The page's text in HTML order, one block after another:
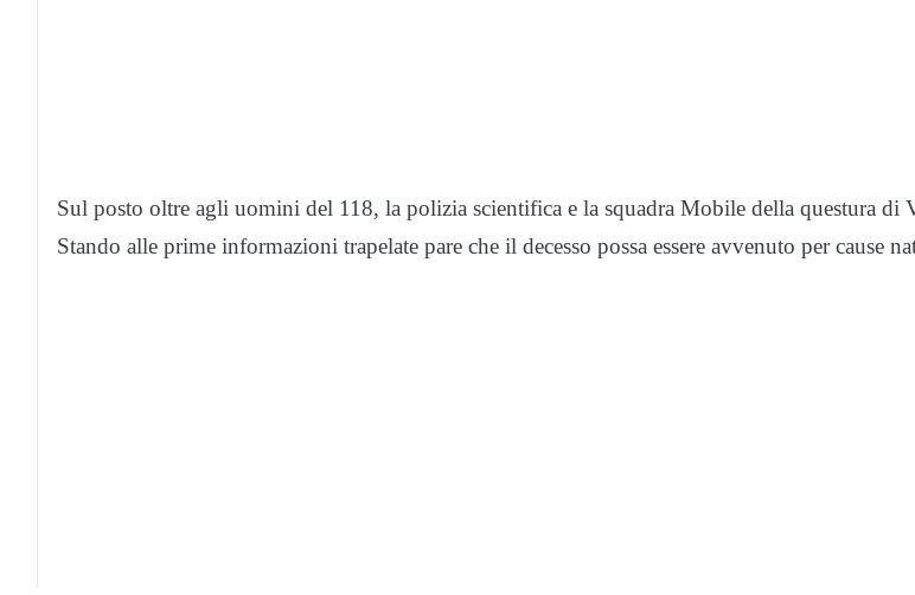
Sul posto oltre agli uomini del 118, la polizia scientifica e la squadra Mobile della questura di
Stando alle prime informazioni trapelate pare che il decesso possa essere avvenuto per cause